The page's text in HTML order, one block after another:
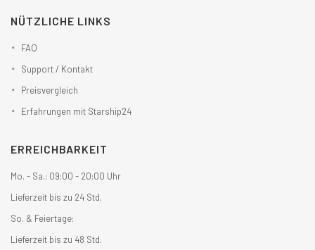
NÜTZLICHE LINKS
FAQ
Support / Kontakt
Preisvergleich
Erfahrungen mit Starship24
ERREICHBARKEIT
Mo. - Sa.: 09:00 - 20:00 Uhr
Lieferzeit bis zu 24 Std.
So. & Feiertage:
Lieferzeit bis zu 48 Std.